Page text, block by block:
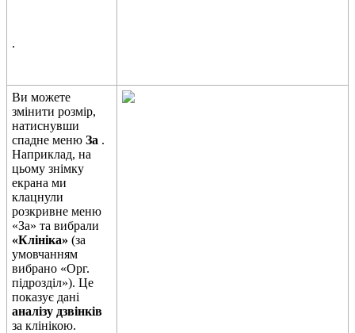
.
Ви можете
змінити розмір,
натиснувши
спадне меню За .
Наприклад, на
цьому знімку
екрана ми
клацнули
розкривне меню
«За» та вибрали
«Клініка» (за
умовчанням
вибрано «Орг.
підрозділ»). Це
показує дані
аналізу дзвінків
за клінікою.